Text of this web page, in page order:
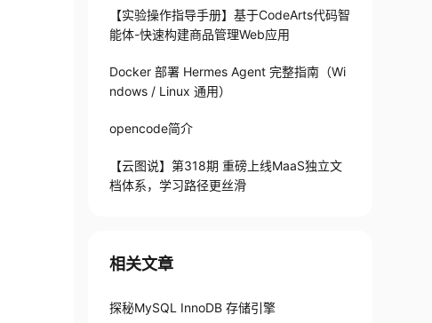
【实验操作指导手册】基于CodeArts代码智
能体-快速构建商品管理Web应用
Docker 部署 Hermes Agent 完整指南（Wi
ndows / Linux 通用）
opencode简介
【云图说】第318期 重磅上线MaaS独立文
档体系，学习路径更丝滑
相关文章
探秘MySQL InnoDB 存储引擎